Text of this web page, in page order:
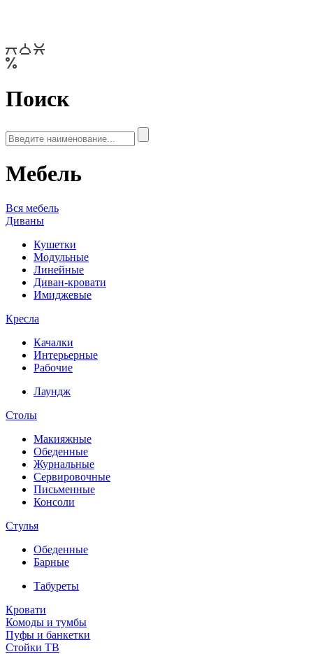
Поиск
Мебель
Вся мебель
Диваны
Кушетки
Модульные
Линейные
Диван-кровати
Имиджевые
Кресла
Качалки
Интерьерные
Рабочие
Лаундж
Столы
Макияжные
Обеденные
Журнальные
Сервировочные
Письменные
Консоли
Стулья
Обеденные
Барные
Табуреты
Кровати
Комоды и тумбы
Пуфы и банкетки
Стойки ТВ